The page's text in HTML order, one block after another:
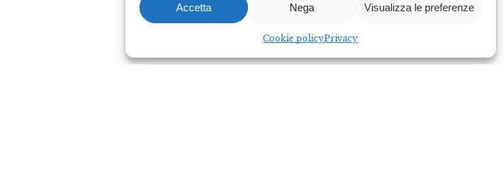
Accetta Nega Visualizza le preferenze
Cookie policyPrivacy
Federalberghi Terme Abano Montegrotto è
l’organizzazione rappresentativa delle imprese
termo-alberghiere del Bacino Termale Euganeo.